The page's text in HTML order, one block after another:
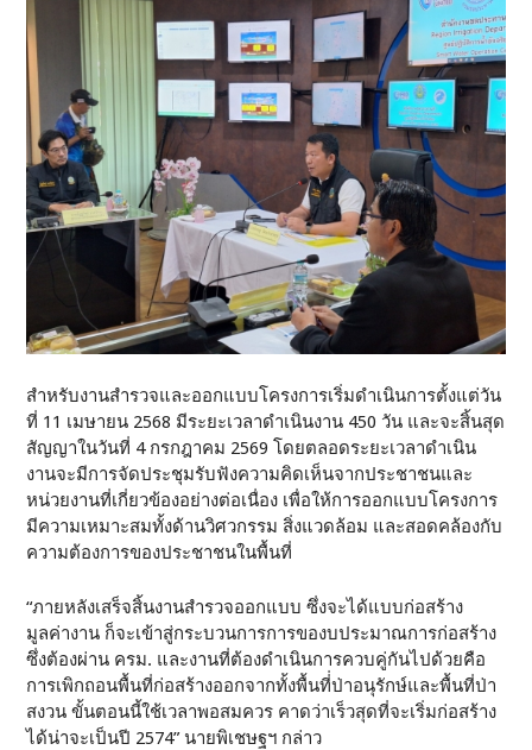
สำหรับงานสำรวจและออกแบบโครงการเริ่มดำเนินการตั้งแต่วัน
ที่ 11 เมษายน 2568 มีระยะเวลาดำเนินงาน 450 วัน และจะสิ้นสุด
สัญญาในวันที่ 4 กรกฎาคม 2569 โดยตลอดระยะเวลาดำเนิน
งานจะมีการจัดประชุมรับฟังความคิดเห็นจากประชาชนและ
หน่วยงานที่เกี่ยวข้องอย่างต่อเนื่อง เพื่อให้การออกแบบโครงการ
มีความเหมาะสมทั้งด้านวิศวกรรม สิ่งแวดล้อม และสอดคล้องกับ
ความต้องการของประชาชนในพื้นที่
“ภายหลังเสร็จสิ้นงานสำรวจออกแบบ ซึ่งจะได้แบบก่อสร้าง
มูลค่างาน ก็จะเข้าสู่กระบวนการการของบประมาณการก่อสร้าง
ซึ่งต้องผ่าน ครม. และงานที่ต้องดำเนินการควบคู่กันไปด้วยคือ
การเพิกถอนพื้นที่ก่อสร้างออกจากทั้งพื้นที่่ป่าอนุรักษ์และพื้นที่ป่า
สงวน ขั้นตอนนี้ใช้เวลาพอสมควร คาดว่าเร็วสุดที่จะเริ่มก่อสร้าง
ได้น่าจะเป็นปี 2574” นายพิเชษฐฯ กล่าว